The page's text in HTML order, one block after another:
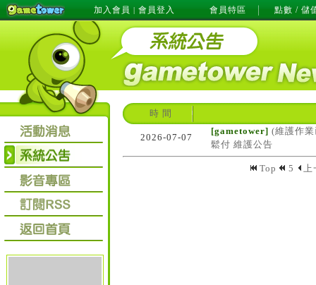
加入會員 | 會員登入 會員特區 點數 / 儲
時 間
2026-07-07
[gametower] (維護作
鬆付 維護公告
Top 5 上